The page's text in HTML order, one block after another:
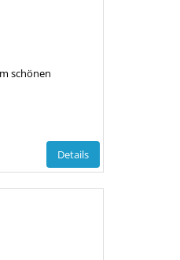
schönen
Details